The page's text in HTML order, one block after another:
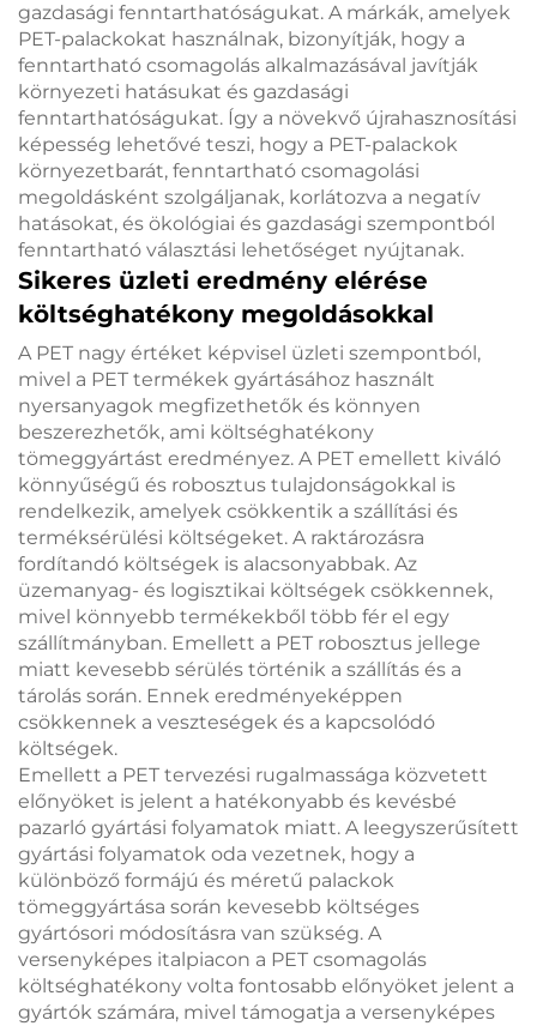
gazdasági fenntarthatóságukat. A márkák, amelyek
PET-palackokat használnak, bizonyítják, hogy a
fenntartható csomagolás alkalmazásával javítják
környezeti hatásukat és gazdasági
fenntarthatóságukat. Így a növekvő újrahasznosítási
képesség lehetővé teszi, hogy a PET-palackok
környezetbarát, fenntartható csomagolási
megoldásként szolgáljanak, korlátozva a negatív
hatásokat, és ökológiai és gazdasági szempontból
fenntartható választási lehetőséget nyújtanak.
Sikeres üzleti eredmény elérése
költséghatékony megoldásokkal
A PET nagy értéket képvisel üzleti szempontból,
mivel a PET termékek gyártásához használt
nyersanyagok megfizethetők és könnyen
beszerezhetők, ami költséghatékony
tömeggyártást eredményez. A PET emellett kiváló
könnyűségű és robosztus tulajdonságokkal is
rendelkezik, amelyek csökkentik a szállítási és
terméksérülési költségeket. A raktározásra
fordítandó költségek is alacsonyabbak. Az
üzemanyag- és logisztikai költségek csökkennek,
mivel könnyebb termékekből több fér el egy
szállítmányban. Emellett a PET robosztus jellege
miatt kevesebb sérülés történik a szállítás és a
tárolás során. Ennek eredményeképpen
csökkennek a veszteségek és a kapcsolódó
költségek.
Emellett a PET tervezési rugalmassága közvetett
előnyöket is jelent a hatékonyabb és kevésbé
pazarló gyártási folyamatok miatt. A leegyszerűsített
gyártási folyamatok oda vezetnek, hogy a
különböző formájú és méretű palackok
tömeggyártása során kevesebb költséges
gyártósori módosításra van szükség. A
versenyképes italpiacon a PET csomagolás
költséghatékony volta fontosabb előnyöket jelent a
gyártók számára, mivel támogatja a versenyképes